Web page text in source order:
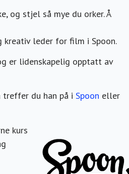
og stjel så mye du orker. Å
kreativ leder for film i Spoon.
er lidenskapelig opptatt av
treffer du han på i Spoon eller
kurs